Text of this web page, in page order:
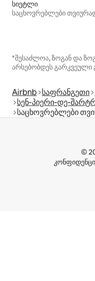
სიეტლი
საცხოვრებლები
*შესაძლოა, ზოგან და
არსებობდეს გარკვეული
Airbnb საფრანგეთი
სენ-პიერი-დე-
საცხოვრებლები
©